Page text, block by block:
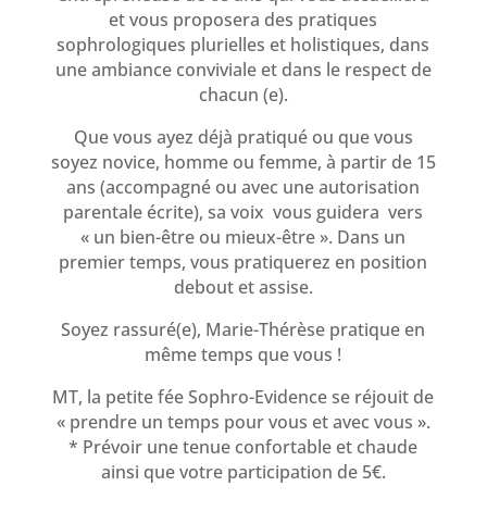
et vous proposera des pratiques
sophrologiques plurielles et holistiques, dans
une ambiance conviviale et dans le respect de
chacun (e).
Que vous ayez déjà pratiqué ou que vous
soyez novice, homme ou femme, à partir de 15
ans (accompagné ou avec une autorisation
parentale écrite), sa voix vous guidera vers
« un bien-être ou mieux-être ». Dans un
premier temps, vous pratiquerez en position
debout et assise.
Soyez rassuré(e), Marie-Thérèse pratique en
même temps que vous !
MT, la petite fée Sophro-Evidence se réjouit de
« prendre un temps pour vous et avec vous ».
* Prévoir une tenue confortable et chaude
ainsi que votre participation de 5€.